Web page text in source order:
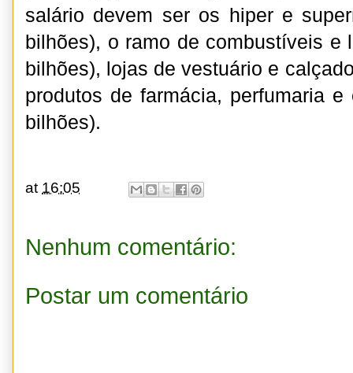
salário devem ser os hiper e
bilhões), o ramo de combustíveis e
bilhões), lojas de vestuário e
produtos de farmácia, perfumaria
bilhões).
at 16:05
Nenhum comentário:
Postar um comentário